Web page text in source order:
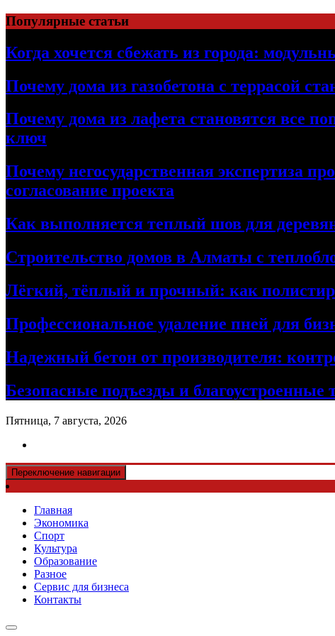
Перейти
к
содержимому
Популярные статьи
Когда хочется сбежать из города:
Почему дома из газобетона с террасой
Почему дома из лафета становятся все
ключ
Почему негосударственная экспертиза
согласование проекта
Как выполняется теплый шов для
Строительство домов в Алматы с
Лёгкий, тёплый и прочный: как
Профессиональное удаление пней для
Надежный бетон от производителя:
Безопасные подъезды и благоустроенные
Пятница, 7 августа, 2026
Переключение навигации
Главная
Экономика
Спорт
Культура
Образование
Разное
Сервис для бизнеса
Контакты